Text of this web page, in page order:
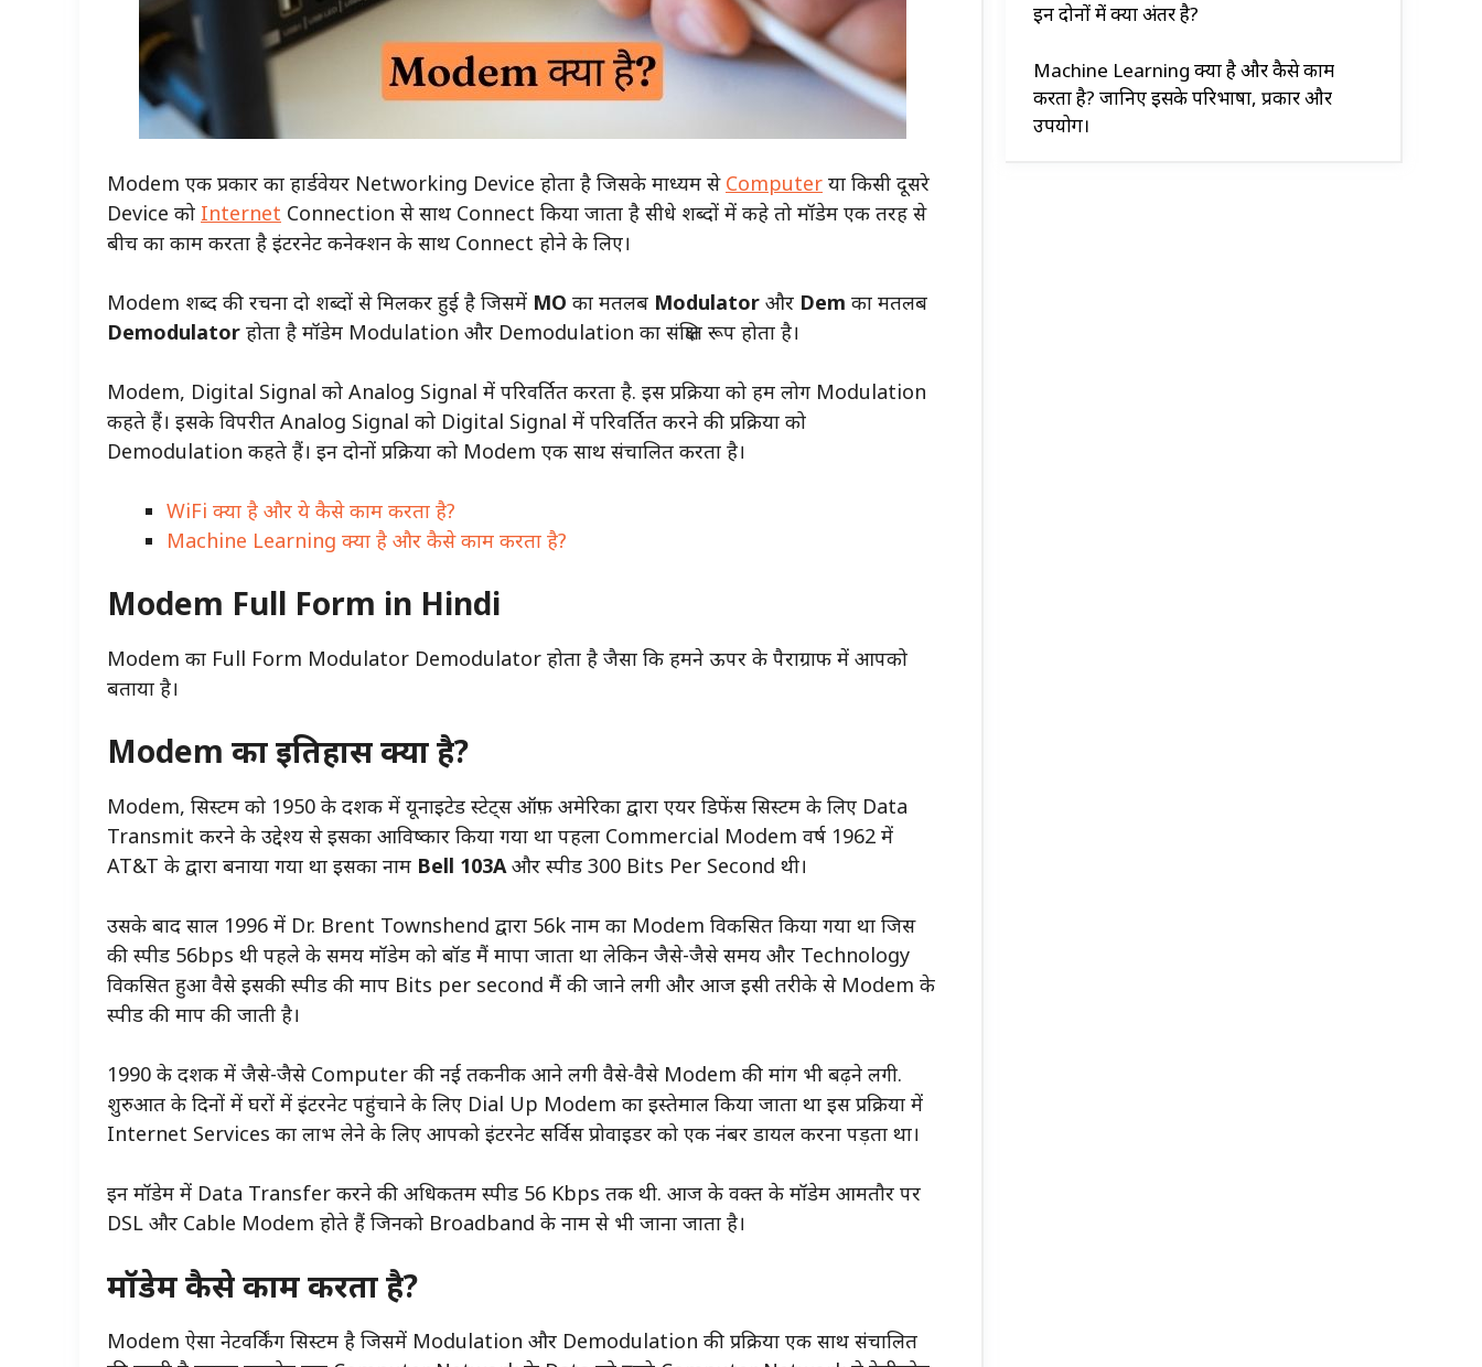
Modem एक प्रकार का हार्डवेयर Networking Device होता है जिसके माध्यम से Computer या किसी दूसरे
Device को Internet Connection से साथ Connect किया जाता है सीधे शब्दों में कहे तो मॉडेम एक तरह से
बीच का काम करता है इंटरनेट कनेक्शन के साथ Connect होने के लिए।
Modem शब्द की रचना दो शब्दों से मिलकर हुई है जिसमें MO का मतलब Modulator और Dem का मतलब
Demodulator होता है मॉडेम Modulation और Demodulation का संक्षिप्त रूप होता है।
Modem, Digital Signal को Analog Signal में परिवर्तित करता है. इस प्रक्रिया को हम लोग Modulation
कहते हैं। इसके विपरीत Analog Signal को Digital Signal में परिवर्तित करने की प्रक्रिया को
Demodulation कहते हैं। इन दोनों प्रक्रिया को Modem एक साथ संचालित करता है।
WiFi क्या है और ये कैसे काम करता है?
Machine Learning क्या है और कैसे काम करता है?
Modem Full Form in Hindi
Modem का Full Form Modulator Demodulator होता है जैसा कि हमने ऊपर के पैराग्राफ में आपको
बताया है।
Modem का इतिहास क्या है?
Modem, सिस्टम को 1950 के दशक में यूनाइटेड स्टेट्स ऑफ़ अमेरिका द्वारा एयर डिफेंस सिस्टम के लिए Data
Transmit करने के उद्देश्य से इसका आविष्कार किया गया था पहला Commercial Modem वर्ष 1962 में
AT&T के द्वारा बनाया गया था इसका नाम Bell 103A और स्पीड 300 Bits Per Second थी।
उसके बाद साल 1996 में Dr. Brent Townshend द्वारा 56k नाम का Modem विकसित किया गया था जिस
की स्पीड 56bps थी पहले के समय मॉडेम को बॉड मैं मापा जाता था लेकिन जैसे-जैसे समय और Technology
विकसित हुआ वैसे इसकी स्पीड की माप Bits per second मैं की जाने लगी और आज इसी तरीके से Modem के
स्पीड की माप की जाती है।
1990 के दशक में जैसे-जैसे Computer की नई तकनीक आने लगी वैसे-वैसे Modem की मांग भी बढ़ने लगी.
शुरुआत के दिनों में घरों में इंटरनेट पहुंचाने के लिए Dial Up Modem का इस्तेमाल किया जाता था इस प्रक्रिया में
Internet Services का लाभ लेने के लिए आपको इंटरनेट सर्विस प्रोवाइडर को एक नंबर डायल करना पड़ता था।
इन मॉडेम में Data Transfer करने की अधिकतम स्पीड 56 Kbps तक थी. आज के वक्त के मॉडेम आमतौर पर
DSL और Cable Modem होते हैं जिनको Broadband के नाम से भी जाना जाता है।
मॉडेम कैसे काम करता है?
Modem ऐसा नेटवर्किंग सिस्टम है जिसमें Modulation और Demodulation की प्रक्रिया एक साथ संचालित
इन दोनों में क्या अंतर है?
Machine Learning क्या है और कैसे काम
करता है? जानिए इसके परिभाषा, प्रकार और
उपयोग।